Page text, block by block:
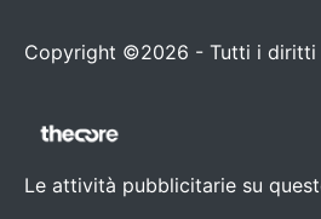
Copyright ©2026 - Tutti i diritti
Le attività pubblicitarie su